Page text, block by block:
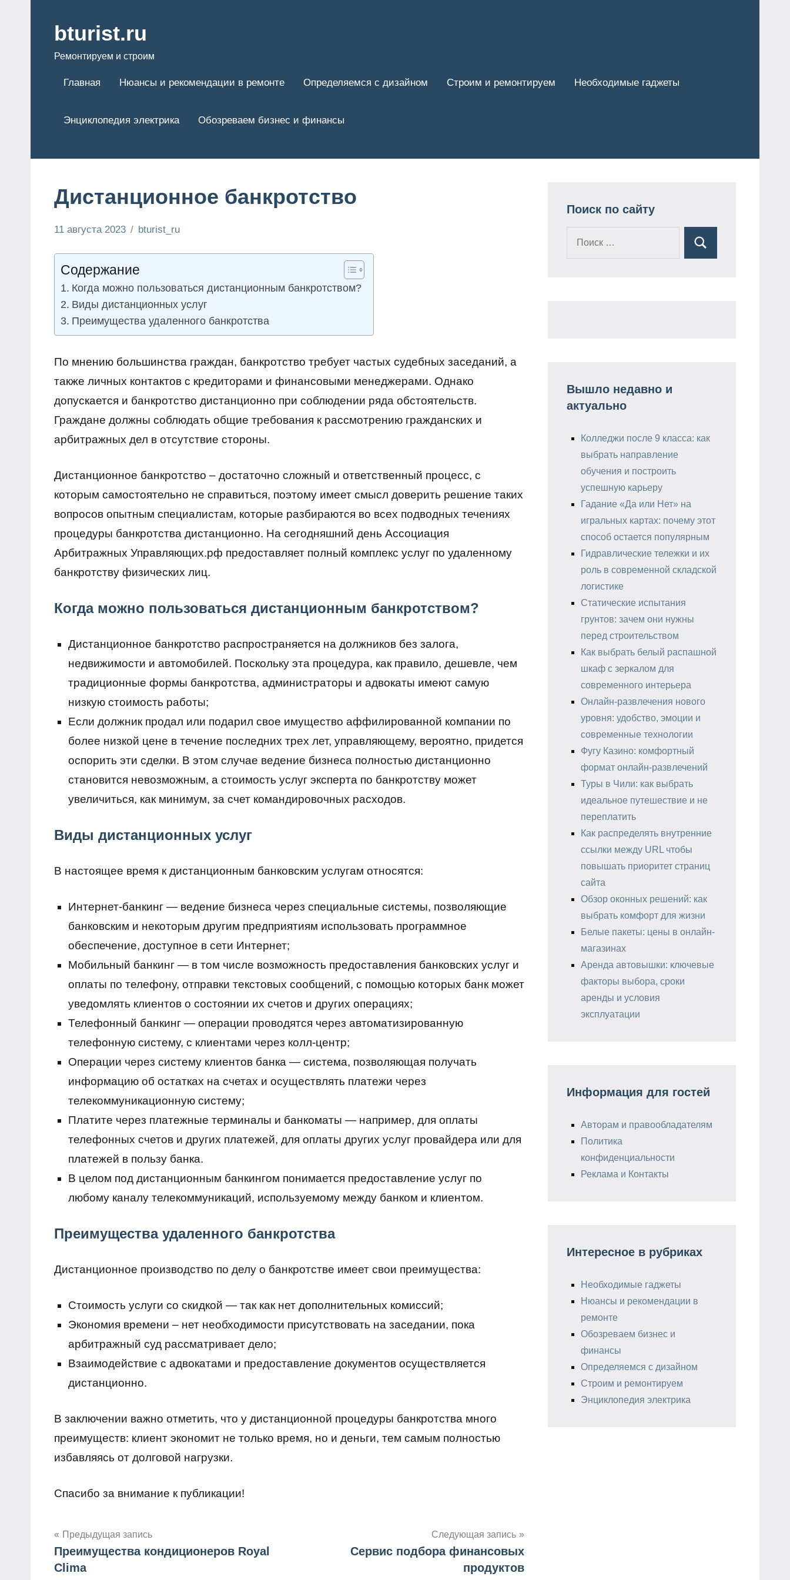
содержимому
bturist.ru
Ремонтируем и строим
Главная Нюансы и рекомендации в ремонте Определяемся с дизайном Строим и ремонтируем Необходимые гаджеты
Энциклопедия электрика Обозреваем бизнес и финансы
Дистанционное банкротство
бизнес и
финансы
11 августа 2023 bturist_ru
комментариев
Содержание
Когда можно пользоваться дистанционным банкротством?
Виды дистанционных услуг
Преимущества удаленного банкротства
По мнению большинства граждан, банкротство требует частых судебных заседаний, а
также личных контактов с кредиторами и финансовыми менеджерами. Однако
допускается и банкротство дистанционно при соблюдении ряда обстоятельств.
Граждане должны соблюдать общие требования к рассмотрению гражданских и
арбитражных дел в отсутствие стороны.
Дистанционное банкротство – достаточно сложный и ответственный процесс, с
которым самостоятельно не справиться, поэтому имеет смысл доверить решение таких
вопросов опытным специалистам, которые разбираются во всех подводных течениях
процедуры банкротства дистанционно. На сегодняшний день Ассоциация
Арбитражных Управляющих.рф предоставляет полный комплекс услуг по удаленному
банкротству физических лиц.
Когда можно пользоваться дистанционным банкротством?
Дистанционное банкротство распространяется на должников без залога,
недвижимости и автомобилей. Поскольку эта процедура, как правило, дешевле, чем
традиционные формы банкротства, администраторы и адвокаты имеют самую
низкую стоимость работы;
Если должник продал или подарил свое имущество аффилированной компании по
более низкой цене в течение последних трех лет, управляющему, вероятно, придется
оспорить эти сделки. В этом случае ведение бизнеса полностью дистанционно
становится невозможным, а стоимость услуг эксперта по банкротству может
увеличиться, как минимум, за счет командировочных расходов.
Виды дистанционных услуг
В настоящее время к дистанционным банковским услугам относятся:
Интернет-банкинг — ведение бизнеса через специальные системы, позволяющие
банковским и некоторым другим предприятиям использовать программное
обеспечение, доступное в сети Интернет;
Мобильный банкинг — в том числе возможность предоставления банковских услуг и
оплаты по телефону, отправки текстовых сообщений, с помощью которых банк может
уведомлять клиентов о состоянии их счетов и других операциях;
Телефонный банкинг — операции проводятся через автоматизированную
телефонную систему, с клиентами через колл-центр;
Операции через систему клиентов банка — система, позволяющая получать
информацию об остатках на счетах и осуществлять платежи через
телекоммуникационную систему;
Платите через платежные терминалы и банкоматы — например, для оплаты
телефонных счетов и других платежей, для оплаты других услуг провайдера или для
платежей в пользу банка.
В целом под дистанционным банкингом понимается предоставление услуг по
любому каналу телекоммуникаций, используемому между банком и клиентом.
Преимущества удаленного банкротства
Дистанционное производство по делу о банкротстве имеет свои преимущества:
Стоимость услуги со скидкой — так как нет дополнительных комиссий;
Экономия времени – нет необходимости присутствовать на заседании, пока
арбитражный суд рассматривает дело;
Взаимодействие с адвокатами и предоставление документов осуществляется
дистанционно.
В заключении важно отметить, что у дистанционной процедуры банкротства много
преимуществ: клиент экономит не только время, но и деньги, тем самым полностью
избавляясь от долговой нагрузки.
Спасибо за внимание к публикации!
Навигация
Предыдущая запись
Преимущества кондиционеров Royal
Clima
Следующая запись
Сервис подбора финансовых
продуктов
Поиск по сайту
Поиск
Вышло недавно и
актуально
Колледжи после 9 класса: как
выбрать направление
обучения и построить
успешную карьеру
Гадание «Да или Нет» на
игральных картах: почему этот
способ остается популярным
Гидравлические тележки и их
роль в современной складской
логистике
Статические испытания
грунтов: зачем они нужны
перед строительством
Как выбрать белый распашной
шкаф с зеркалом для
современного интерьера
Онлайн-развлечения нового
уровня: удобство, эмоции и
современные технологии
Фугу Казино: комфортный
формат онлайн-развлечений
Туры в Чили: как выбрать
идеальное путешествие и не
переплатить
Как распределять внутренние
ссылки между URL чтобы
повышать приоритет страниц
сайта
Обзор оконных решений: как
выбрать комфорт для жизни
Белые пакеты: цены в онлайн-
магазинах
Аренда автовышки: ключевые
факторы выбора, сроки
аренды и условия
эксплуатации
Информация для гостей
Авторам и правообладателям
Политика
конфиденциальности
Реклама и Контакты
Интересное в рубриках
Необходимые гаджеты
Нюансы и рекомендации в
ремонте
Обозреваем бизнес и
финансы
Определяемся с дизайном
Строим и ремонтируем
Энциклопедия электрика